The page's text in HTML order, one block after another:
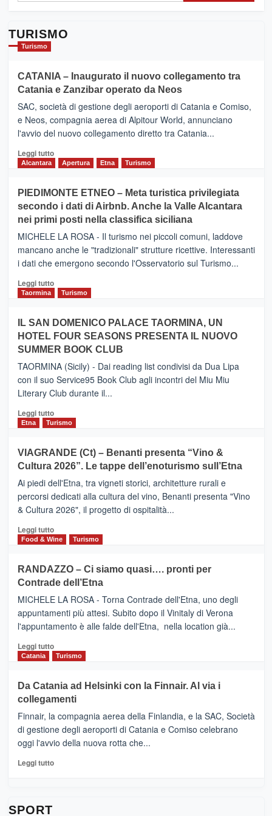
TURISMO
Turismo
CATANIA – Inaugurato il nuovo collegamento tra
Catania e Zanzibar operato da Neos
SAC, società di gestione degli aeroporti di Catania e Comiso,
e Neos, compagnia aerea di Alpitour World, annunciano
l'avvio del nuovo collegamento diretto tra Catania...
Leggi tuttoLeggi
CATANIA
–
Inaugurato
il
nuovo
collegamento
tra
e
Zanzibar
da
Neos
Alcantara Apertura Etna Turismo
PIEDIMONTE ETNEO – Meta turistica privilegiata
secondo i dati di Airbnb. Anche la Valle Alcantara
nei primi posti nella classifica siciliana
MICHELE LA ROSA - Il turismo nei piccoli comuni, laddove
mancano anche le "tradizionali" strutture ricettive. Interessanti
i dati che emergono secondo l'Osservatorio sul Turismo...
Leggi tuttoLeggi
PIEDIMONTE
ETNEO
–
Meta
turistica
privilegiata
secondo
dati
di
Anche
la
Alcantara
nei
primi
nella
classifica
Taormina Turismo
IL SAN DOMENICO PALACE TAORMINA, UN
HOTEL FOUR SEASONS PRESENTA IL NUOVO
SUMMER BOOK CLUB
TAORMINA (Sicily) - Dai reading list condivisi da Dua Lipa
con il suo Service95 Book Club agli incontri del Miu Miu
Literary Club durante il...
Leggi tuttoLeggi
di
IL
SAN
DOMENICO
PALACE
TAORMINA,
UN
HOTEL
FOUR
IL
NUOVO
SUMMER
CLUB
Etna Turismo
VIAGRANDE (Ct) – Benanti presenta “Vino &
Cultura 2026”. Le tappe dell’enoturismo sull’Etna
Ai piedi dell'Etna, tra vigneti storici, architetture rurali e
percorsi dedicati alla cultura del vino, Benanti presenta "Vino
& Cultura 2026", il progetto di ospitalità...
Leggi tuttoLeggi
di
VIAGRANDE
(Ct)
–
Benanti
presenta
“Vino
&
Cultura
tappe
dell’enoturismo
Food & Wine Turismo
RANDAZZO – Ci siamo quasi…. pronti per
Contrade dell’Etna
MICHELE LA ROSA - Torna Contrade dell'Etna, uno degli
appuntamenti più attesi. Subito dopo il Vinitaly di Verona
l'appuntamento è alle falde dell'Etna, nella location già...
Leggi tuttoLeggi
di
RANDAZZO
–
Ci
siamo
quasi….
pronti
per
Catania Turismo
Da Catania ad Helsinki con la Finnair. Al via i
collegamenti
Finnair, la compagnia aerea della Finlandia, e la SAC, Società
di gestione degli aeroporti di Catania e Comiso celebrano
oggi l'avvio della nuova rotta che...
Leggi tuttoLeggi
SPORT